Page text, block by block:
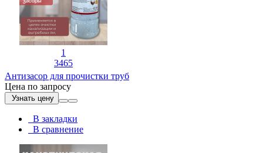
1
3465
Антизасор для прочистки труб
Цена по запросу
Узнать цену
В закладки
В сравнение